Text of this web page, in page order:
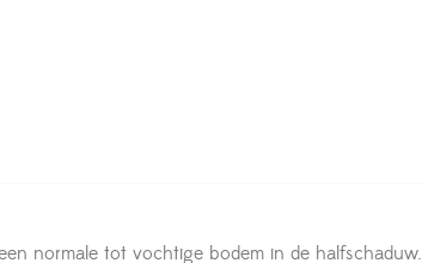
normale tot vochtige bodem in de halfschaduw.